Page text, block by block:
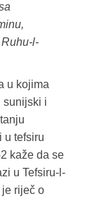
l-
u kojima
sunijski i
u tefsiru
kaže da se
u Tefsiru-l-
je riječ o